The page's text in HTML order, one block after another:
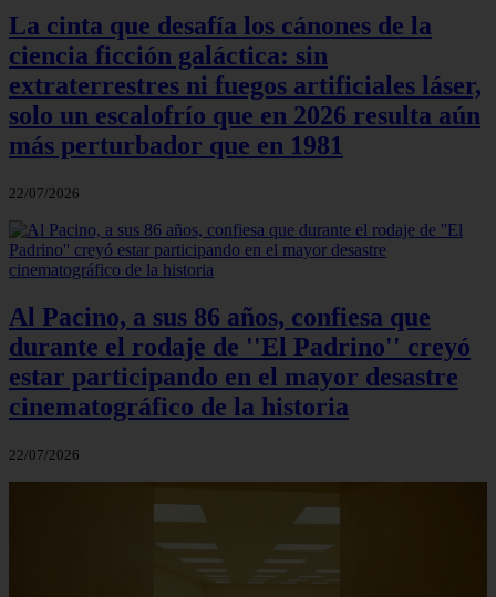
La cinta que desafía los cánones de la
ciencia ficción galáctica: sin
extraterrestres ni fuegos artificiales láser,
solo un escalofrío que en 2026 resulta aún
más perturbador que en 1981
22/07/2026
Al Pacino, a sus 86 años, confiesa que
durante el rodaje de ''El Padrino'' creyó
estar participando en el mayor desastre
cinematográfico de la historia
22/07/2026